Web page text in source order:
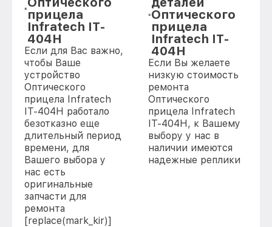
прицела
Infratech IT-
404H
Если для Вас важно,
чтобы Ваше
устройство
Оптического
прицела Infratech
IT-404H работало
безотказно еще
длительный период
времени, для
Вашего выбора у
нас есть
оригинальные
запчасти для
ремонта
[replace(mark_kir)]
Оптического
прицела
Infratech IT-
404H
Если Вы желаете
низкую стоимость
ремонта
Оптического
прицела Infratech
IT-404H, к Вашему
выбору у нас в
наличии имеются
надежные реплики